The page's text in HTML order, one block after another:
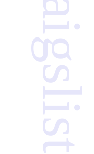
craigslist